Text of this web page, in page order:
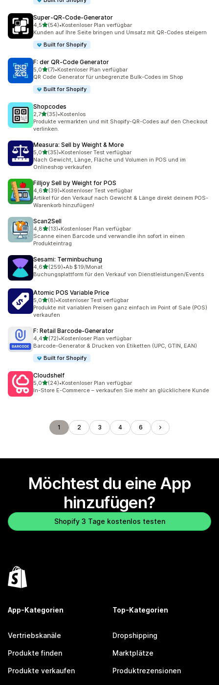
Super‑QR‑Code‑Generator
4,5von 5 Sternen
(54)
54 Rezensionen insgesamt
•Kostenloser Plan verfügbar
Kunden auf Ihre Seite bringen und Umsatz mit QR-Codes steigern
Built for Shopify
F: der QR‑Code Generator
5,0von 5 Sternen
(7)
7 Rezensionen insgesamt
•Kostenloser Plan verfügbar
QR Code Generator für unbegrenzte Bulk-Codes im Shop
Built for Shopify
Shopcodes
2,7von 5 Sternen
(35)
35 Rezensionen insgesamt
•Kostenlos
Produkte vermarkten und mit Shopify-QR-Codes auf den Checkout
verlinken.
Measura: Sell by Weight & More
5,0von 5 Sternen
(35)
35 Rezensionen insgesamt
•Kostenloser Test verfügbar
Nach Gewicht, Länge, Fläche und Volumen in POS und im
Onlineshop verkaufen
Filljoy Sell by Weight for POS
4,6von 5 Sternen
(39)
39 Rezensionen insgesamt
•Kostenloser Test verfügbar
Artikel für den Verkauf nach Gewicht & Länge direkt deinem POS-
Warenkorb hinzufügen!
Scan2Sell
4,8von 5 Sternen
(13)
13 Rezensionen insgesamt
•Kostenloser Plan verfügbar
Scanne einen Barcode und verwandle ihn sofort in einen
Produkteintrag
Sesami: Terminbuchung
4,6von 5 Sternen
(259)
259 Rezensionen insgesamt
•Ab $19/Monat
Buchungsplattform für den Verkauf von Dienstleistungen/Events
Atomic POS Variable Price
5,0von 5 Sternen
(8)
8 Rezensionen insgesamt
•Kostenloser Test verfügbar
Produkte mit variablen Preisen ganz einfach im Point of Sale (POS)
verkaufen
F: Retail Barcode‑Generator
4,4von 5 Sternen
(72)
72 Rezensionen insgesamt
•Kostenloser Plan verfügbar
Barcode-Generator & Drucken von Etiketten (UPC, GTIN, EAN)
Built for Shopify
Cloudshelf
5,0von 5 Sternen
(24)
24 Rezensionen insgesamt
•Kostenloser Plan verfügbar
In-Store E-Commerce – verkaufen Sie mehr an glücklichere Kunde
1 2 3 4 6
Möchtest du eine App
hinzufügen?
Shopify 3 Tage kostenlos testen
App-Kategorien
Vertriebskanäle
Produkte finden
Produkte verkaufen
Top-Kategorien
Dropshipping
Marktplätze
Produktrezensionen